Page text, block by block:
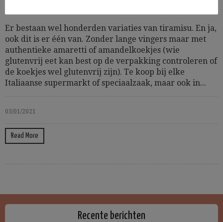
Er bestaan wel honderden variaties van tiramisu. En ja,
ook dit is er één van. Zonder lange vingers maar met
authentieke amaretti of amandelkoekjes (wie
glutenvrij eet kan best op de verpakking controleren of
de koekjes wel glutenvrij zijn). Te koop bij elke
Italiaanse supermarkt of speciaalzaak, maar ook in...
03/01/2021
Read More
Recente berichten